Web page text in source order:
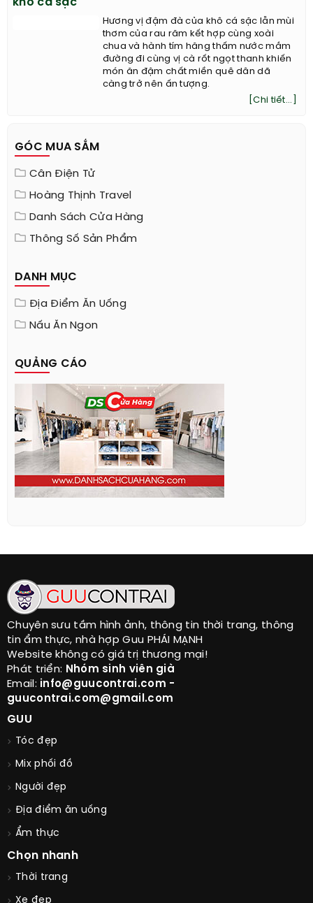
khô cá sặc
Hương vị đậm đà của khô cá sặc lẫn mùi
thơm của rau răm kết hợp cùng xoài
chua và hành tím hăng thấm nước mắm
đường đi cùng vị cà rốt ngọt thanh khiến
món ăn đậm chất miền quê dân dã
càng trở nên ấn tượng.
[Chi tiết...]
GÓC MUA SẮM
Cân Điện Tử
Hoàng Thịnh Travel
Danh Sách Cửa Hàng
Thông Số Sản Phẩm
DANH MỤC
Địa Điểm Ăn Uống
Nấu Ăn Ngon
QUẢNG CÁO
Chuyên sưu tầm hình ảnh, thông tin thời trang, thông
tin ẩm thực, nhà hợp Guu PHÁI MẠNH
Website không có giá trị thương mại!
Phát triển: Nhóm sinh viên già
Email: info@guucontrai.com -
guucontrai.com@gmail.com
GUU
Tóc đẹp
Mix phối đồ
Người đẹp
Địa điểm ăn uống
Ẩm thực
Chọn nhanh
Thời trang
Xe đẹp